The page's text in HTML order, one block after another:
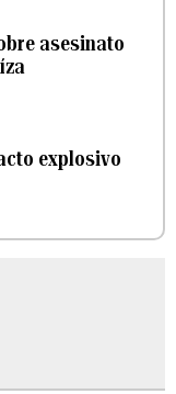
asesinato
explosivo